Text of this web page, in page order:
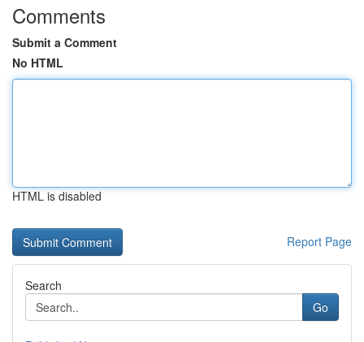
Comments
Submit a Comment
No HTML
HTML is disabled
Report Page
Search
Go